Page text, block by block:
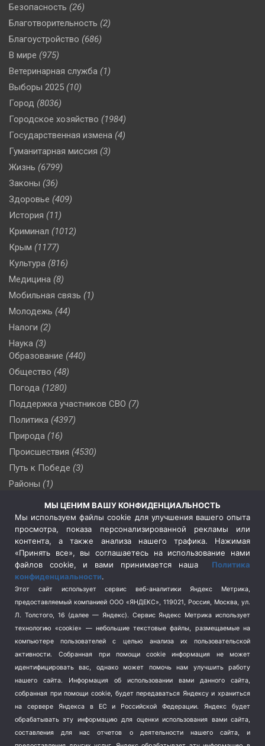
Безопасность (26)
Благотворительность (2)
Благоустройство (686)
В мире (975)
Ветеринарная служба (1)
Выборы 2025 (10)
Город (8036)
Городское хозяйство (1984)
Государственная измена (4)
Гуманитарная миссия (3)
Жизнь (6799)
Законы (36)
Здоровье (409)
История (11)
Криминал (1012)
Крым (1177)
Культура (816)
Медицина (8)
Мобильная связь (1)
Молодежь (44)
Налоги (2)
Наука (3)
Образование (440)
Общество (48)
Погода (1280)
Поддержка участников СВО (7)
Политика (4397)
Природа (16)
Происшествия (4530)
Путь к Победе (3)
Районы (1)
(510)
Сельское хозяйство (3)
Социальная политика
(3)
Спецоперация в Украине
Спецоперация на Украине
(404)
Спорт (740)
Терроризм (1)
Транспорт (262)
Туризм (178)
Школа и спорт (2)
Экология (8)
Экономика (1172)
МЫ ЦЕНИМ ВАШУ КОНФИДЕНЦИАЛЬНОСТЬ
Мы используем файлы cookie для улучшения вашего опыта
просмотра, показа персонализированной рекламы или
контента, а также анализа нашего трафика. Нажимая
«Принять все», вы соглашаетесь на использование нами
файлов cookie, и вами принимается наша Политика
конфиденциальности.
Этот сайт использует сервис веб-аналитики Яндекс Метрика,
предоставляемый компанией ООО «ЯНДЕКС», 119021, Россия, Москва, ул.
Л. Толстого, 16 (далее — Яндекс). Сервис Яндекс Метрика использует
технологию «cookie» — небольшие текстовые файлы, размещаемые на
компьютере пользователей с целью анализа их пользовательской
активности.
Собранная при помощи cookie информация не может
идентифицировать вас, однако может помочь нам улучшить работу
нашего сайта. Информация об использовании вами данного сайта,
собранная при помощи cookie, будет передаваться Яндексу и храниться
на сервере Яндекса в ЕС и Российской Федерации. Яндекс будет
обрабатывать эту информацию для оценки использования вами сайта,
составления для нас отчетов о деятельности нашего сайта, и